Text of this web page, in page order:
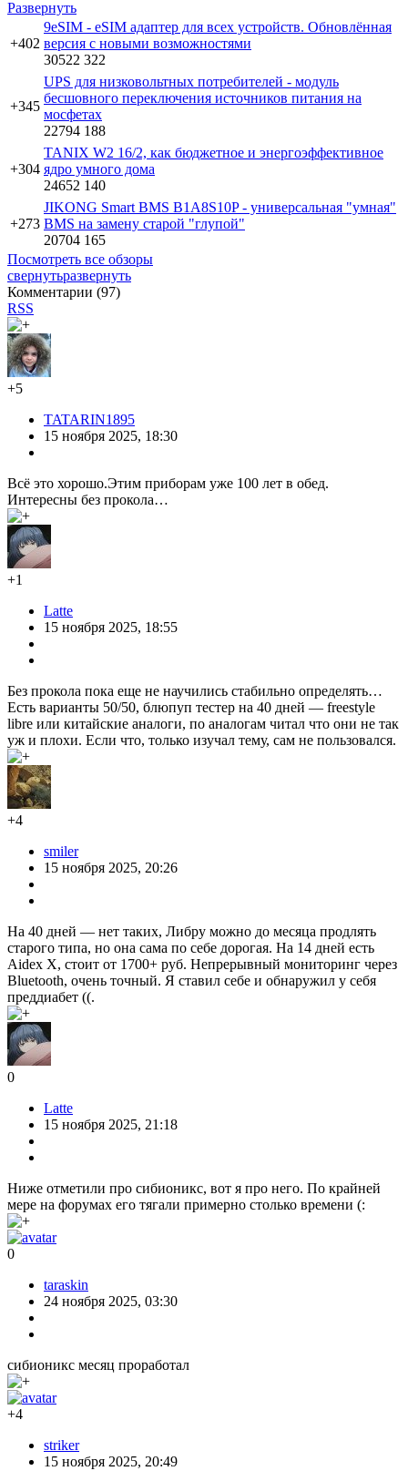
Развернуть
+402
9eSIM - eSIM адаптер для всех устройств. Обновлённая
версия с новыми возможностями
30522 322
+345
UPS для низковольтных потребителей - модуль
бесшовного переключения источников питания на
мосфетах
22794 188
+304
TANIX W2 16/2, как бюджетное и энергоэффективное
ядро умного дома
24652 140
+273
JIKONG Smart BMS B1A8S10P - универсальная "умная"
BMS на замену старой "глупой"
20704 165
Посмотреть все обзоры
свернутьразвернуть
Комментарии (97)
RSS
+5
TATARIN1895
15 ноября 2025, 18:30
Всё это хорошо.Этим приборам уже 100 лет в обед.
Интересны без прокола…
+1
Latte
15 ноября 2025, 18:55
Без прокола пока еще не научились стабильно определять…
Есть варианты 50/50, блюпуп тестер на 40 дней — freestyle
libre или китайские аналоги, по аналогам читал что они не так
уж и плохи. Если что, только изучал тему, сам не пользовался.
+4
smiler
15 ноября 2025, 20:26
На 40 дней — нет таких, Либру можно до месяца продлять
старого типа, но она сама по себе дорогая. На 14 дней есть
Aidex X, стоит от 1700+ руб. Непрерывный мониторинг через
Bluetooth, очень точный. Я ставил себе и обнаружил у себя
преддиабет ((.
0
Latte
15 ноября 2025, 21:18
Ниже отметили про сибионикс, вот я про него. По крайней
мере на форумах его тягали примерно столько времени (:
0
taraskin
24 ноября 2025, 03:30
сибионикс месяц проработал
+4
striker
15 ноября 2025, 20:49